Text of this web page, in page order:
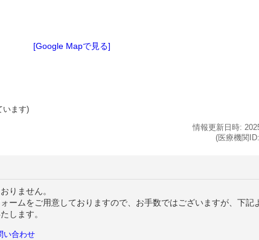
[Google Mapで見る]
います)
情報更新日時:
(医療機関ID:
りません。
ームをご用意しておりますので、お手数ではございますが、下記
します。
い合わせ